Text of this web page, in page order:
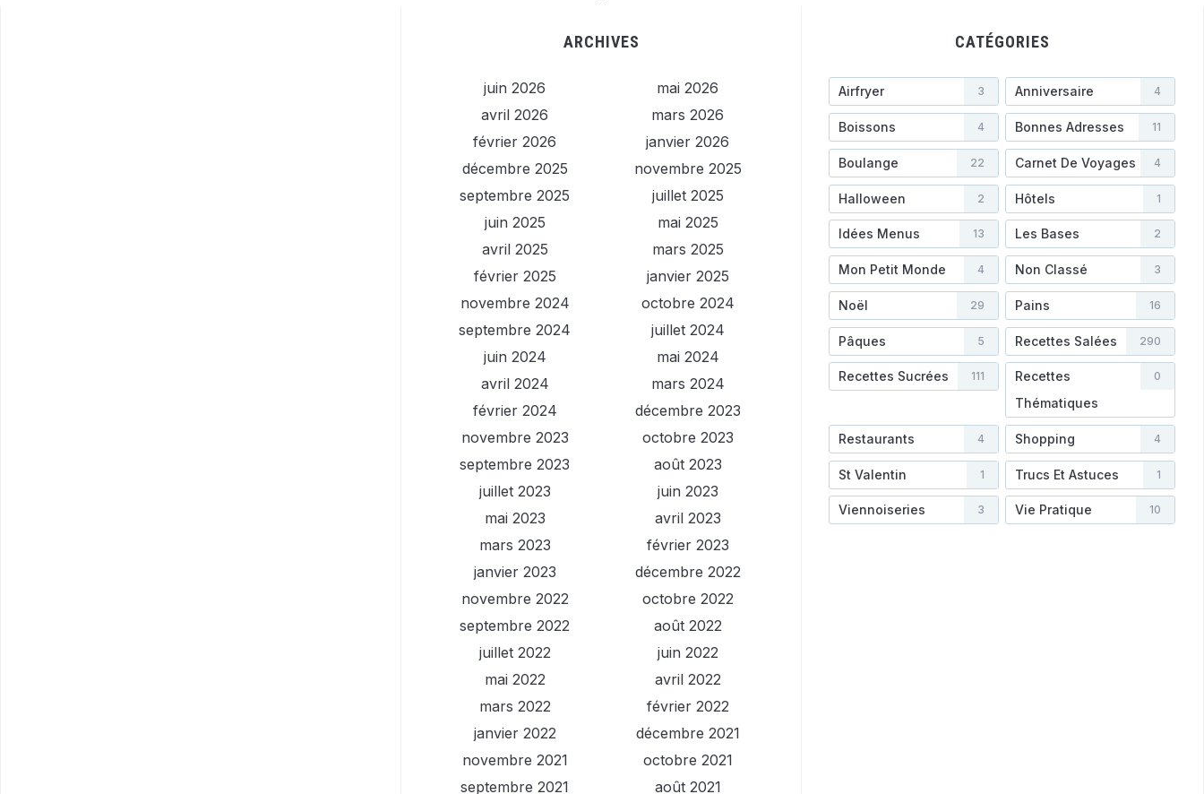
ARCHIVES
juin 2026
mai 2026
avril 2026
mars 2026
février 2026
janvier 2026
décembre 2025
novembre 2025
septembre 2025
juillet 2025
juin 2025
mai 2025
avril 2025
mars 2025
février 2025
janvier 2025
novembre 2024
octobre 2024
septembre 2024
juillet 2024
juin 2024
mai 2024
avril 2024
mars 2024
février 2024
décembre 2023
novembre 2023
octobre 2023
septembre 2023
août 2023
juillet 2023
juin 2023
mai 2023
avril 2023
mars 2023
février 2023
janvier 2023
décembre 2022
novembre 2022
octobre 2022
septembre 2022
août 2022
juillet 2022
juin 2022
mai 2022
avril 2022
mars 2022
février 2022
janvier 2022
décembre 2021
novembre 2021
octobre 2021
septembre 2021
août 2021
CATÉGORIES
Airfryer 3 Anniversaire 4
Boissons 4 Bonnes Adresses 11
Boulange 22 Carnet De Voyages 4
Halloween 2 Hôtels 1
Idées Menus 13 Les Bases 2
Mon Petit Monde 4 Non Classé 3
Noël 29 Pains 16
Pâques 5 Recettes Salées 290
Recettes Sucrées 111
Recettes
Thématiques
0
Restaurants 4 Shopping 4
St Valentin 1 Trucs Et Astuces 1
Viennoiseries 3 Vie Pratique 10